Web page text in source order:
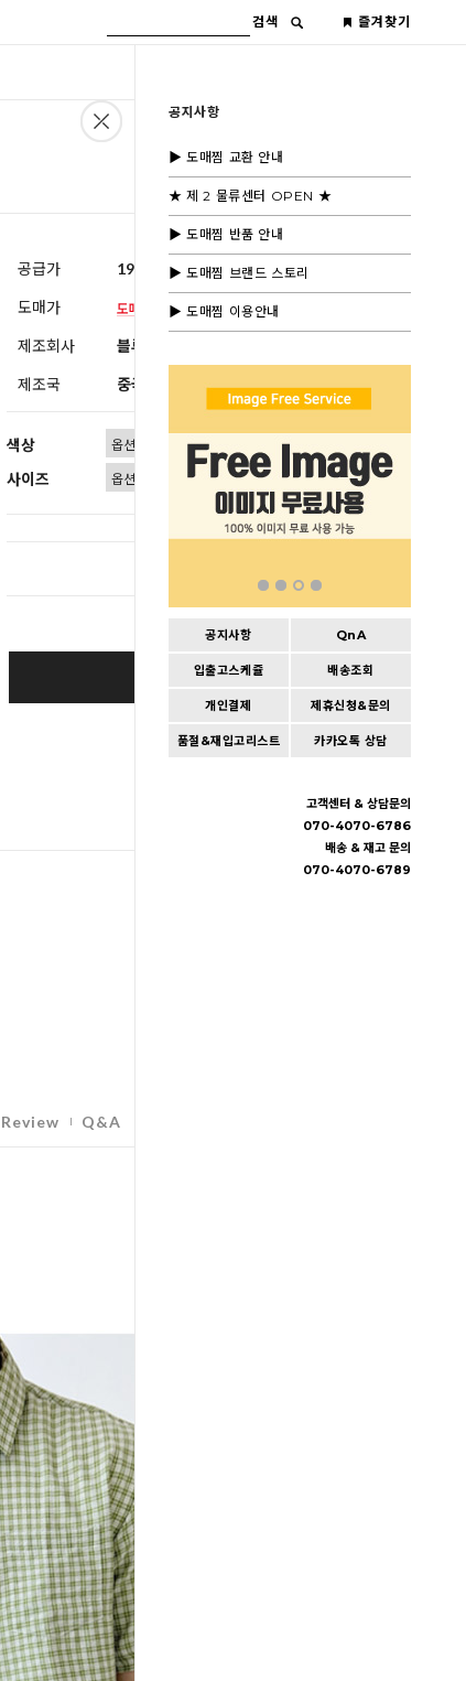
검색 즐겨찾기
공지사항
▶ 도매찜 교환 안내
★ 제 2 물류센터 OPEN ★
▶ 도매찜 반품 안내
▶ 도매찜 브랜드 스토리
▶ 도매찜 이용안내
공지사항 QnA
입출고스케쥴 배송조회
개인결제 제휴신청&문의
품절&재입고리스트 카카오톡 상담
고객센터 & 상담문의
070-4070-6786
배송 & 재고 문의
070-4070-6789
공급가 19,600원 (부가세별도)
도매가
제조회사 블루모드 제휴사
제조국 중국
색상
사이즈
BUY IT NOW
Cart | Wishlist
Review Q&A